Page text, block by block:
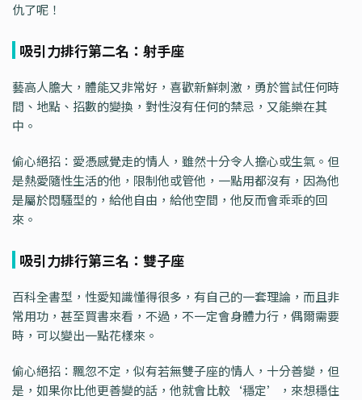
仇了呢！
吸引力排行第二名：射手座
藝高人膽大，體能又非常好，喜歡新鮮刺激，勇於嘗試任何時
間、地點、招數的變換，對性沒有任何的禁忌，又能樂在其
中。
偷心絕招：愛憑感覺走的情人，雖然十分令人擔心或生氣。但
是熱愛隨性生活的他，限制他或管他，一點用都沒有，因為他
是屬於悶騷型的，給他自由，給他空間，他反而會乖乖的回
來。
吸引力排行第三名：雙子座
百科全書型，性愛知識懂得很多，有自己的一套理論，而且非
常用功，甚至買書來看，不過，不一定會身體力行，偶爾需要
時，可以變出一點花樣來。
偷心絕招：飄忽不定，似有若無雙子座的情人，十分善變，但
是，如果你比他更善變的話，他就會比較‘穩定’，來想穩住